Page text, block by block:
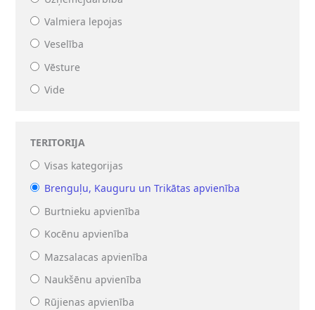
Valmiera lepojas
Veselība
Vēsture
Vide
TERITORIJA
Visas kategorijas
Brenguļu, Kauguru un Trikātas apvienība
Burtnieku apvienība
Kocēnu apvienība
Mazsalacas apvienība
Naukšēnu apvienība
Rūjienas apvienība